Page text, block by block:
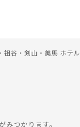
祖谷・剣山・美馬 ホテル
つかります。